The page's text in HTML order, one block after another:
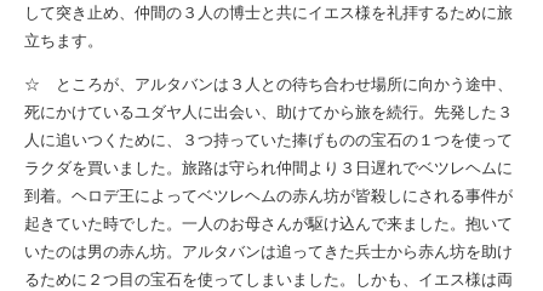
して突き止め、仲間の３人の博士と共にイエス様を礼拝するために旅
立ちます。
☆ ところが、アルタバンは３人との待ち合わせ場所に向かう途中、
死にかけているユダヤ人に出会い、助けてから旅を続行。先発した３
人に追いつくために、３つ持っていた捧げものの宝石の１つを使って
ラクダを買いました。旅路は守られ仲間より３日遅れでベツレヘムに
到着。ヘロデ王によってベツレヘムの赤ん坊が皆殺しにされる事件が
起きていた時でした。一人のお母さんが駆け込んで来ました。抱いて
いたのは男の赤ん坊。アルタバンは追ってきた兵士から赤ん坊を助け
るために２つ目の宝石を使ってしまいました。しかも、イエス様は両